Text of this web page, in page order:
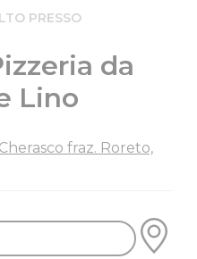
PRESSO
da
Lino
fraz. Roreto,